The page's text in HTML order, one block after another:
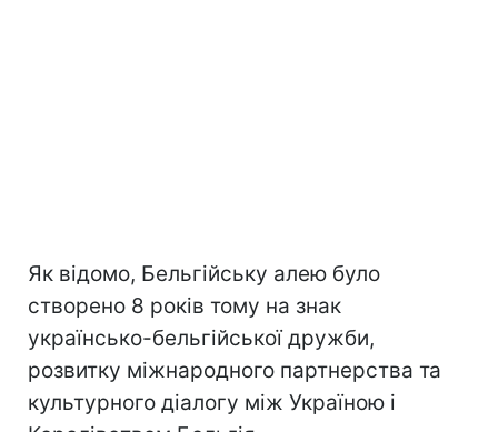
Як відомо, Бельгійську алею було
створено 8 років тому на знак
українсько-бельгійської дружби,
розвитку міжнародного партнерства та
культурного діалогу між Україною і